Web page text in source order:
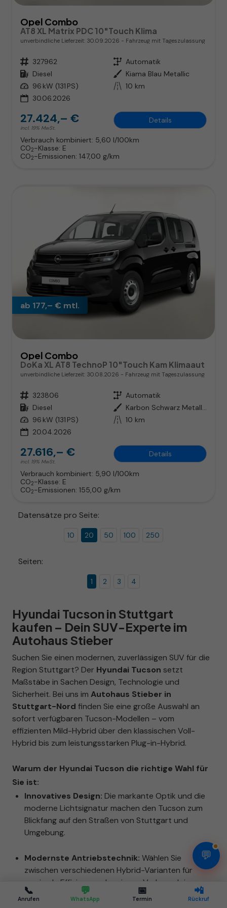
Opel Combo
AT8 XL Matrix PDC 10"Touch Klima
unverbindliche Lieferzeit: 30.09.2026 Fahrzeug mit Tageszulassung
Fahrzeugnr. 327962 Getriebe Automatik
Kraftstoff Diesel Außenfarbe Kiama Blau Metallic
Leistung 96 kW (131 PS) Kilometerstand 10 km
30.06.2026
27.424,– €
incl. 19% MwSt.
Details
Verbrauch kombiniert: 5,60 l/100km
CO2-Klasse: E
CO2-Emissionen: 147,00 g/km
ab 177,– € mtl.
Opel Combo
DoKa XL AT8 TechnoP 10"Touch Kam Klimaaut
unverbindliche Lieferzeit: 30.08.2026 Fahrzeug mit Tageszulassung
Fahrzeugnr. 323806 Getriebe Automatik
Kraftstoff Diesel Außenfarbe
Karbon Schwarz Metallic
Leistung 96 kW (131 PS) Kilometerstand 10 km
20.04.2026
27.616,– €
incl. 19% MwSt.
Details
Verbrauch kombiniert: 5,90 l/100km
CO2-Klasse: E
CO2-Emissionen: 155,00 g/km
Datensätze pro Seite:
10 20 50 100 250
Seiten:
1 2 3 4
Hyundai Tucson in Stuttgart
kaufen – Dein SUV-Experte im
Autohaus Stieber
Suchen Sie einen modernen, zuverlässigen SUV für die
Region Stuttgart? Der Hyundai Tucson setzt
Maßstäbe in Sachen Design, Technologie und
Sicherheit. Bei uns im Autohaus Stieber in
Stuttgart-Nord finden Sie eine große Auswahl an
sofort verfügbaren Tucson-Modellen – vom
effizienten Mild-Hybrid über den klassischen Voll-
Hybrid bis zum leistungsstarken Plug-in-Hybrid.
Warum der Hyundai Tucson die richtige Wahl für
Sie ist:
Innovatives Design: Die markante Optik und die
moderne Lichtsignatur machen den Tucson zum
Blickfang auf den Straßen von Stuttgart und
Umgebung.
Modernste Antriebstechnik: Wählen Sie
zwischen verschiedenen Hybrid-Varianten für
maximale Effizienz und geringen Verbrauch im
Stadtverkehr.
📞
Anrufen
💬
WhatsApp
📅
Termin
📲
Rückruf
💬